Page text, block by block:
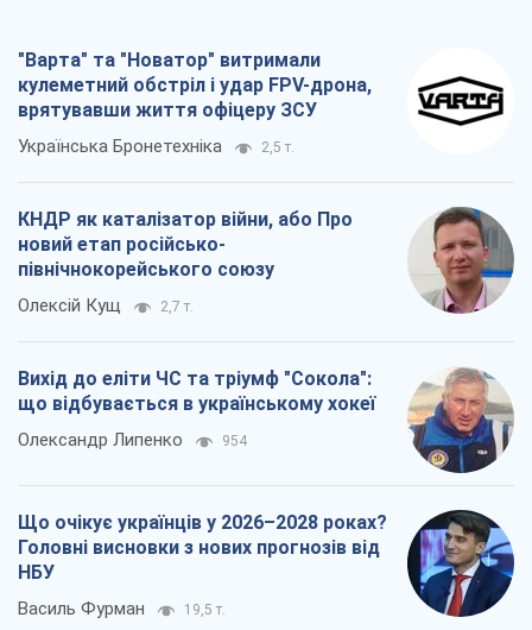
"Варта" та "Новатор" витримали
кулеметний обстріл і удар FPV-дрона,
врятувавши життя офіцеру ЗСУ
Українська Бронетехніка 2,5 т.
КНДР як каталізатор війни, або Про
новий етап російсько-
північнокорейського союзу
Олексій Кущ 2,7 т.
Вихід до еліти ЧС та тріумф "Сокола":
що відбувається в українському хокеї
Олександр Липенко 954
Що очікує українців у 2026–2028 роках?
Головні висновки з нових прогнозів від
НБУ
Василь Фурман 19,5 т.